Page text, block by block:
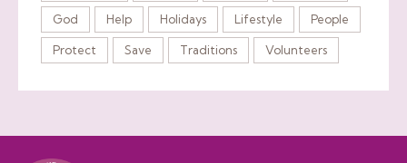
God Help Holidays Lifestyle People
Protect Save Traditions Volunteers